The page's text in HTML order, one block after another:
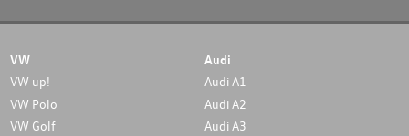
VW
VW up!
VW Polo
VW Golf
Audi
Audi A1
Audi A2
Audi A3